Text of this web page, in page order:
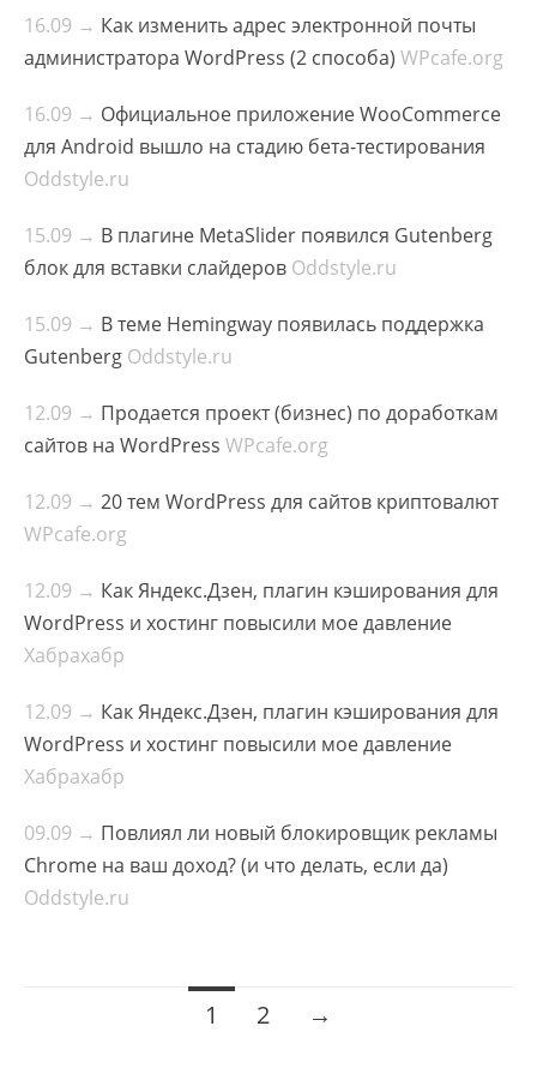
16.09 → Как изменить адрес электронной почты
администратора WordPress (2 способа) WPcafe.org
16.09 → Официальное приложение WooCommerce
для Android вышло на стадию бета-тестирования
Oddstyle.ru
15.09 → В плагине MetaSlider появился Gutenberg
блок для вставки слайдеров Oddstyle.ru
15.09 → В теме Hemingway появилась поддержка
Gutenberg Oddstyle.ru
12.09 → Продается проект (бизнес) по доработкам
сайтов на WordPress WPcafe.org
12.09 → 20 тем WordPress для сайтов криптовалют
WPcafe.org
12.09 → Как Яндекс.Дзен, плагин кэширования для
WordPress и хостинг повысили мое давление
Хабрахабр
12.09 → Как Яндекс.Дзен, плагин кэширования для
WordPress и хостинг повысили мое давление
Хабрахабр
09.09 → Повлиял ли новый блокировщик рекламы
Chrome на ваш доход? (и что делать, если да)
Oddstyle.ru
1 2 →